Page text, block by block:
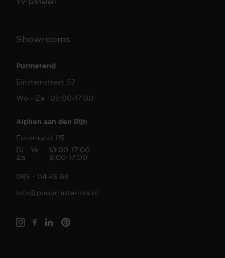
Showrooms
Purmerend
Einsteinstraat 57
Wo - Za 09:00-17:00
Alphen aan den Rijn
Euromarkt 115
Di - Vr 10:00-17:00
Za 9:00-17:00
085 - 114 45 88
info@puuur-interiors.nl